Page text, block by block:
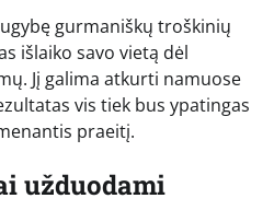
gurmaniškų troškinių
išlaiko savo vietą dėl
Jį galima atkurti namuose
vis tiek bus ypatingas
praeitį.
užduodami